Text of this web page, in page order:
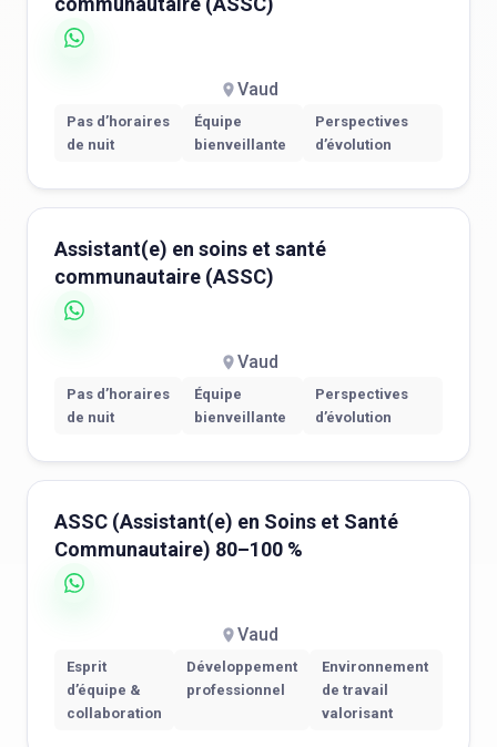
Vaud
Pas d’horaires
de nuit
Équipe
bienveillante
Perspectives
d’évolution
Assistant(e) en soins et santé
communautaire (ASSC)
Vaud
Pas d’horaires
de nuit
Équipe
bienveillante
Perspectives
d’évolution
ASSC (Assistant(e) en Soins et Santé
Communautaire) 80–100 %
Vaud
Esprit
d’équipe &
collaboration
Développement
professionnel
Environnement
de travail
valorisant